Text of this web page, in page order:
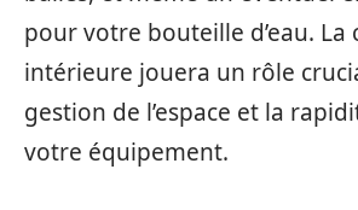
pour votre bouteille d’eau. La
intérieure jouera un rôle
gestion de l’espace et la
votre équipement.